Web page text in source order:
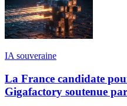
IA souveraine
La France candidate
Gigafactory soutenue